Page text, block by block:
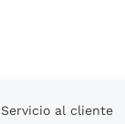
Servicio al cliente